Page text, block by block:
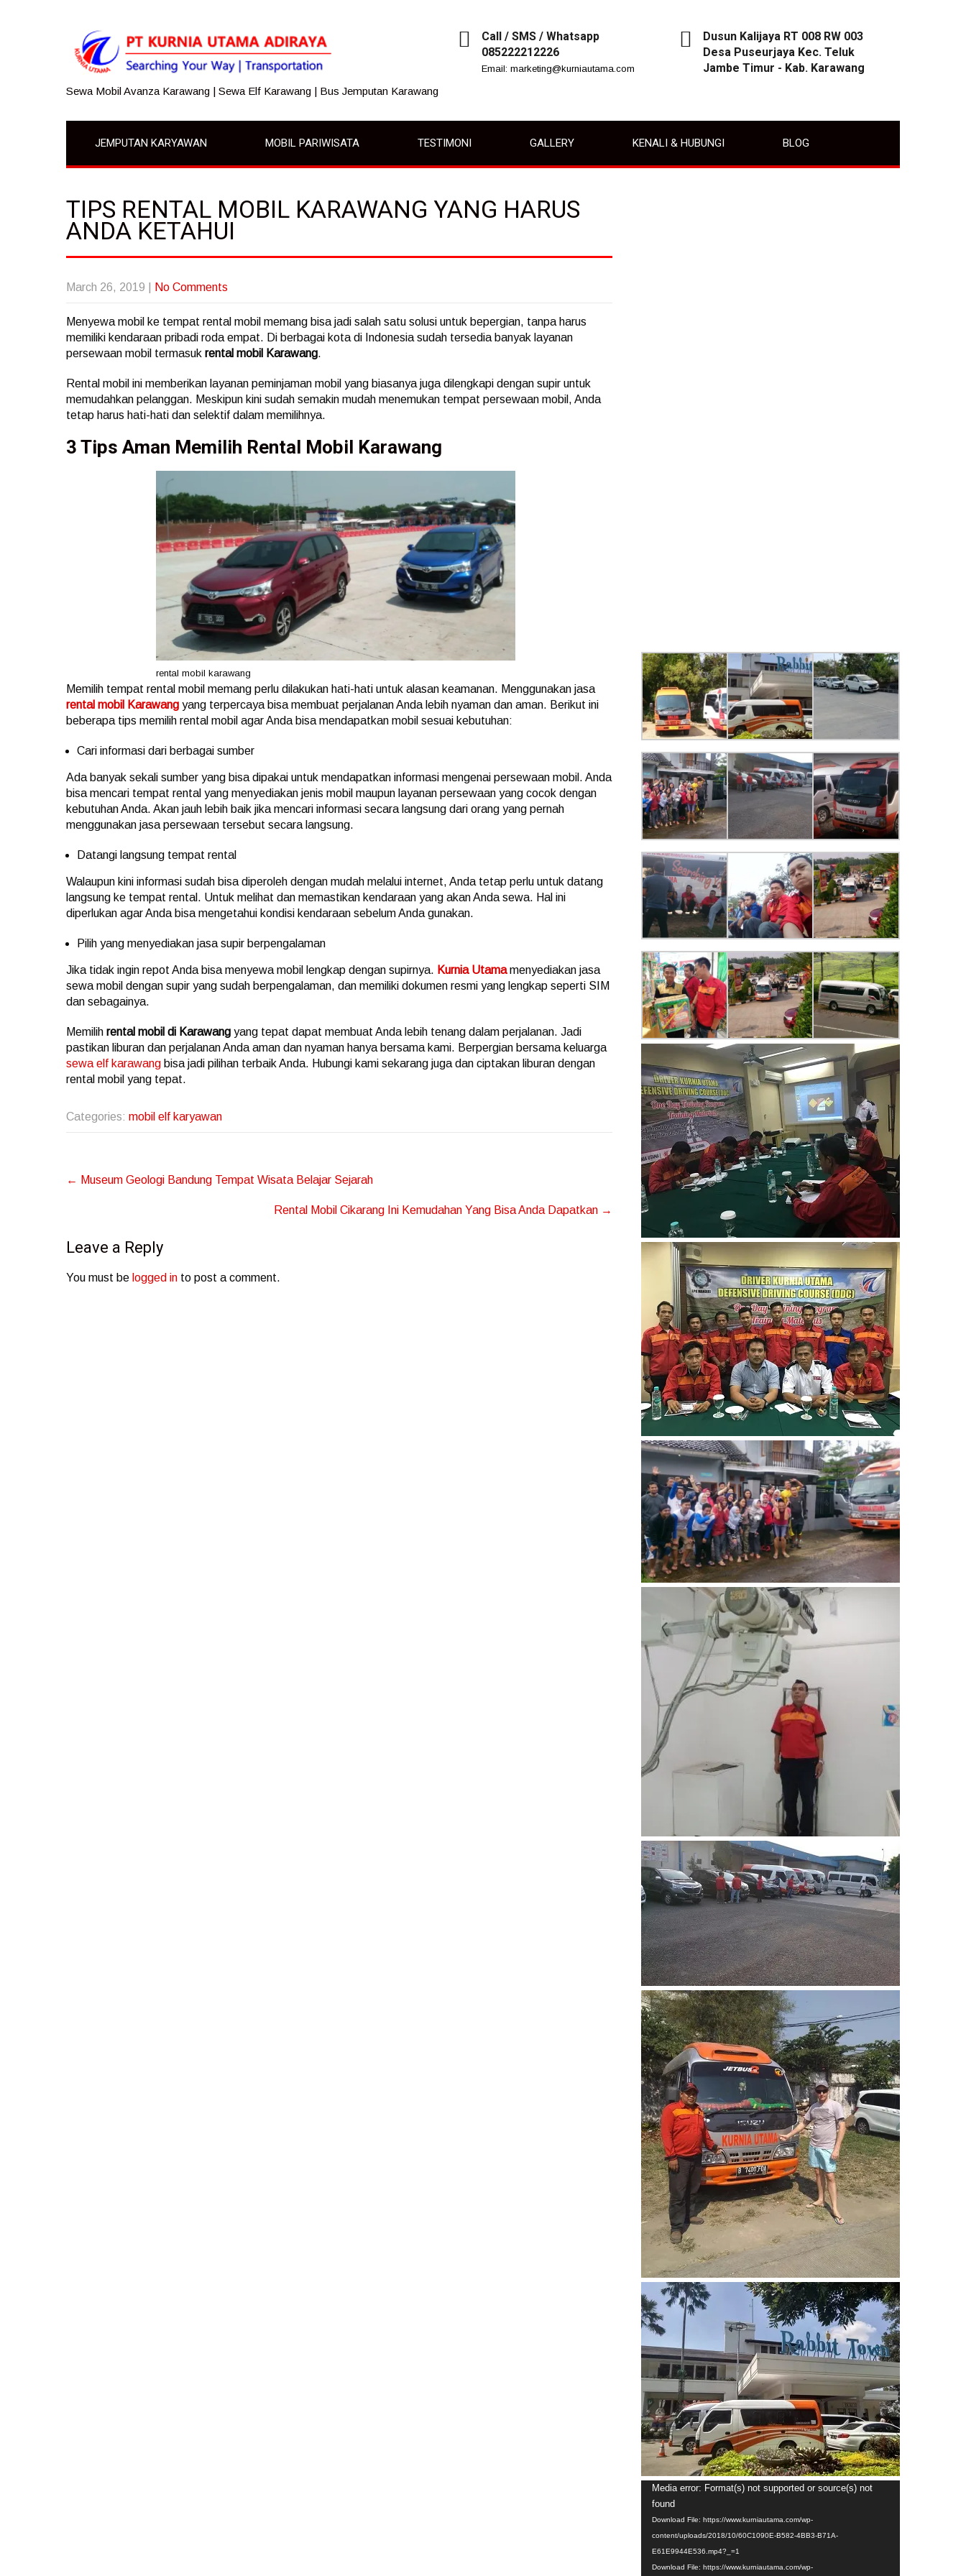
Sewa Mobil Avanza Karawang | Sewa Elf Karawang | Bus Jemputan Karawang
Call / SMS / Whatsapp
085222212226
Email: marketing@kurniautama.com
Dusun Kalijaya RT 008 RW 003
Desa Puseurjaya Kec. Teluk
Jambe Timur - Kab. Karawang
JEMPUTAN KARYAWAN MOBIL PARIWISATA TESTIMONI GALLERY KENALI & HUBUNGI BLOG
TIPS RENTAL MOBIL KARAWANG YANG HARUS
ANDA KETAHUI
March 26, 2019 No Comments
Menyewa mobil ke tempat rental mobil memang bisa jadi salah satu solusi untuk bepergian, tanpa harus
memiliki kendaraan pribadi roda empat. Di berbagai kota di Indonesia sudah tersedia banyak layanan
persewaan mobil termasuk rental mobil Karawang.
Rental mobil ini memberikan layanan peminjaman mobil yang biasanya juga dilengkapi dengan supir untuk
memudahkan pelanggan. Meskipun kini sudah semakin mudah menemukan tempat persewaan mobil, Anda
tetap harus hati-hati dan selektif dalam memilihnya.
3 Tips Aman Memilih Rental Mobil Karawang
rental mobil karawang
Memilih tempat rental mobil memang perlu dilakukan hati-hati untuk alasan keamanan. Menggunakan jasa
rental mobil Karawang yang terpercaya bisa membuat perjalanan Anda lebih nyaman dan aman. Berikut ini
beberapa tips memilih rental mobil agar Anda bisa mendapatkan mobil sesuai kebutuhan:
Cari informasi dari berbagai sumber
Ada banyak sekali sumber yang bisa dipakai untuk mendapatkan informasi mengenai persewaan mobil. Anda
bisa mencari tempat rental yang menyediakan jenis mobil maupun layanan persewaan yang cocok dengan
kebutuhan Anda. Akan jauh lebih baik jika mencari informasi secara langsung dari orang yang pernah
menggunakan jasa persewaan tersebut secara langsung.
Datangi langsung tempat rental
Walaupun kini informasi sudah bisa diperoleh dengan mudah melalui internet, Anda tetap perlu untuk datang
langsung ke tempat rental. Untuk melihat dan memastikan kendaraan yang akan Anda sewa. Hal ini
diperlukan agar Anda bisa mengetahui kondisi kendaraan sebelum Anda gunakan.
Pilih yang menyediakan jasa supir berpengalaman
Jika tidak ingin repot Anda bisa menyewa mobil lengkap dengan supirnya. Kurnia Utamamenyediakan jasa
sewa mobil dengan supir yang sudah berpengalaman, dan memiliki dokumen resmi yang lengkap seperti SIM
dan sebagainya.
Memilih rental mobil di Karawang yang tepat dapat membuat Anda lebih tenang dalam perjalanan. Jadi
pastikan liburan dan perjalanan Anda aman dan nyaman hanya bersama kami. Berpergian bersama keluarga
sewa elf karawang bisa jadi pilihan terbaik Anda. Hubungi kami sekarang juga dan ciptakan liburan dengan
rental mobil yang tepat.
Categories: mobil elf karyawan
Post
← Museum Geologi Bandung Tempat Wisata Belajar Sejarah
Rental Mobil Cikarang Ini Kemudahan Yang Bisa Anda Dapatkan →
Leave a Reply
You must be logged in to post a comment.
Video
Player
Media error: Format(s) not supported or source(s) not
found
Download File: https://www.kurniautama.com/wp-
content/uploads/2018/10/60C1090E-B582-4BB3-B71A-
E61E9944E536.mp4?_=1
Download File: https://www.kurniautama.com/wp-